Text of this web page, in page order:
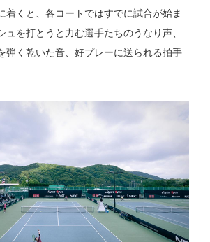
着くと、各コートではすでに試合が始ま
ュを打とうと力む選手たちのうなり声、
弾く乾いた音、好プレーに送られる拍手